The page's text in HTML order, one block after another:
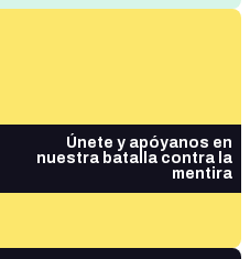
Únete y apóyanos en
nuestra batalla contra la
mentira